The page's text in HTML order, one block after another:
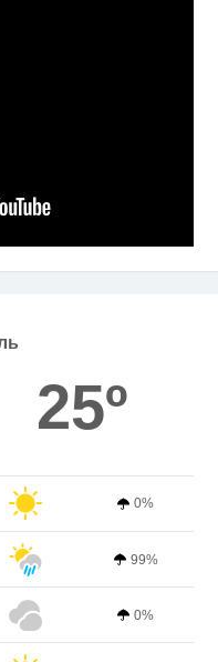
25º
0%
99%
0%